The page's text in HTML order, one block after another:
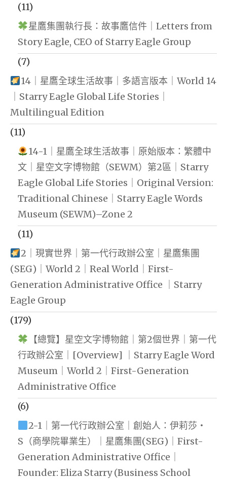
(11)
星鷹集團執行長：故事鷹信件｜Letters from
Story Eagle, CEO of Starry Eagle Group
(7)
14｜星鷹全球生活故事｜多語言版本｜World 14
｜Starry Eagle Global Life Stories｜
Multilingual Edition
(11)
14-1｜星鷹全球生活故事｜原始版本：繁體中
文｜星空文字博物館（SEWM）第2區｜Starry
Eagle Global Life Stories｜Original Version:
Traditional Chinese｜Starry Eagle Words
Museum (SEWM)–Zone 2
(11)
2｜現實世界｜第一代行政辦公室｜星鷹集團
(SEG)｜World 2｜Real World｜First-
Generation Administrative Office ｜Starry
Eagle Group
(179)
【總覽】星空文字博物館｜第2個世界｜第一代
行政辦公室｜[Overview] ｜Starry Eagle Word
Museum｜World 2｜First-Generation
Administrative Office
(6)
2-1｜第一代行政辦公室｜創始人：伊莉莎・
S（商學院畢業生）｜星鷹集團(SEG)｜First-
Generation Administrative Office｜
Founder: Eliza Starry (Business School